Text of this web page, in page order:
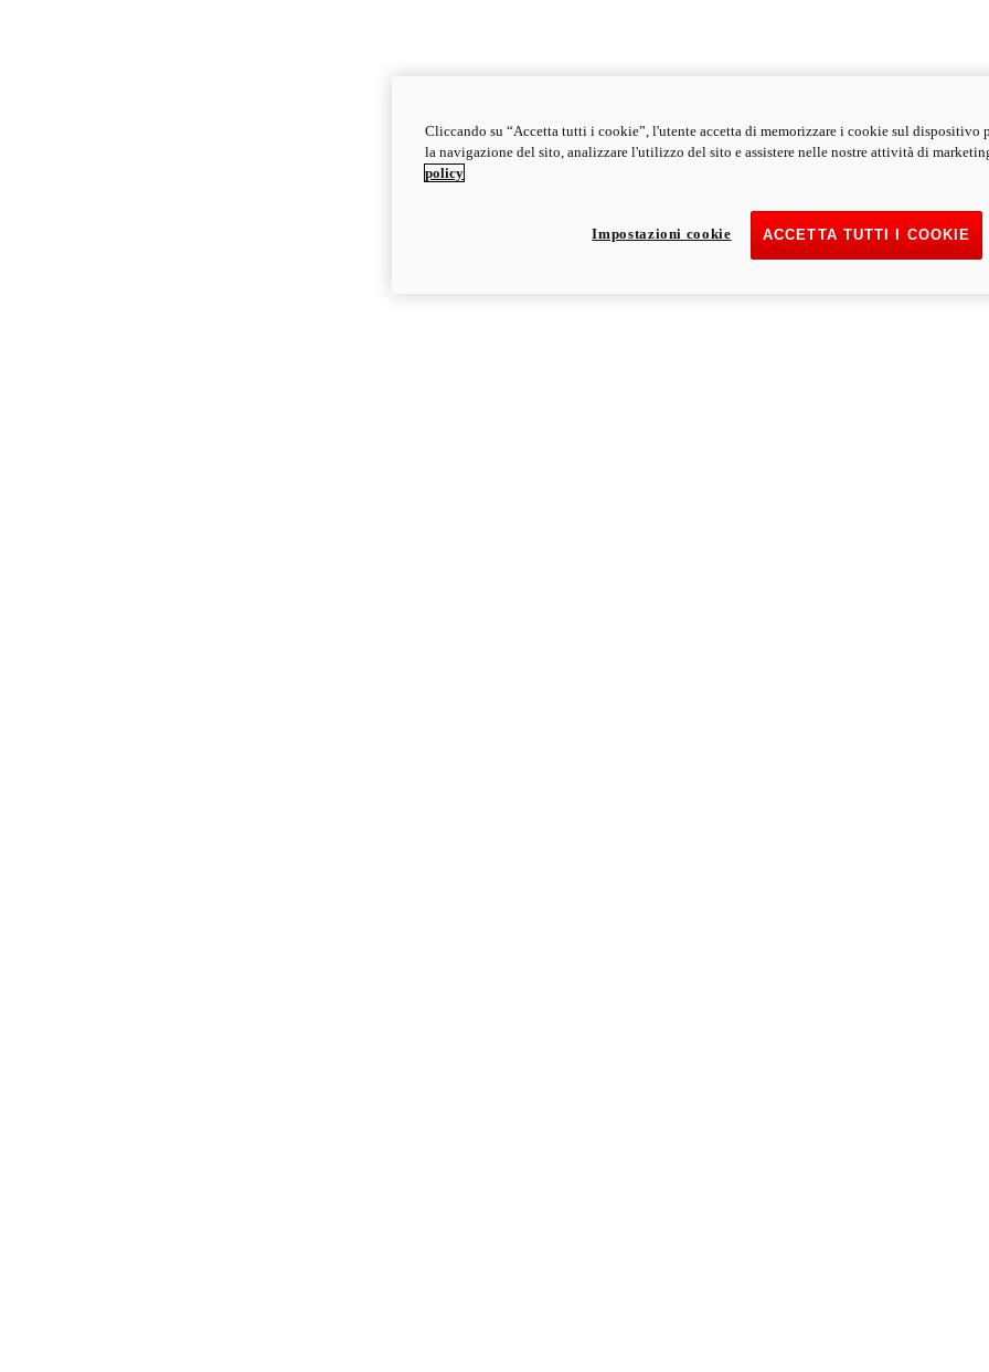
Cliccando su “Accetta tutti i cookie”, l'utente accetta di memorizzare i cookie sul dispositivo
la navigazione del sito, analizzare l'utilizzo del sito e assistere nelle nostre attività di
policy
ACCETTA TUTTI I COOKIE
Impostazioni cookie